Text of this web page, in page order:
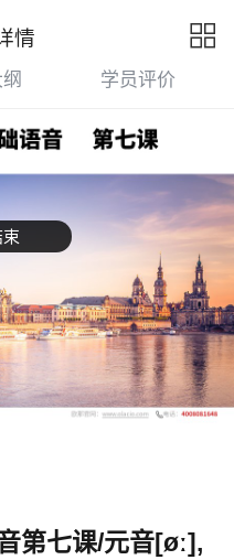
情 
学员评价
第七课/元音[øː],